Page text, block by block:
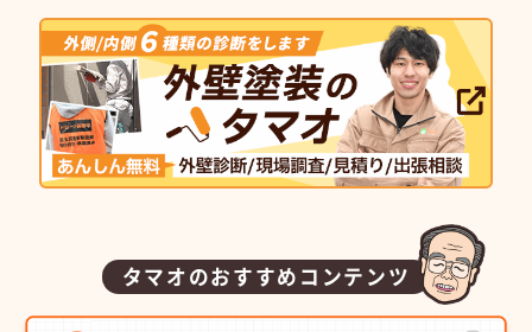
タマオのおすすめコンテンツ